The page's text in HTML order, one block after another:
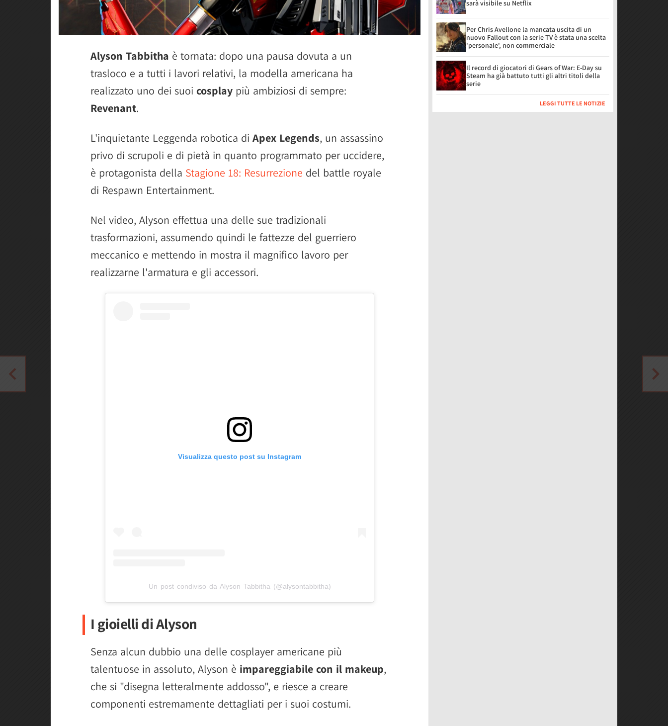
Alyson Tabbitha è tornata: dopo una pausa dovuta a un
trasloco e a tutti i lavori relativi, la modella americana ha
realizzato uno dei suoi cosplay più ambiziosi di sempre:
Revenant.
L'inquietante Leggenda robotica di Apex Legends, un assassino
privo di scrupoli e di pietà in quanto programmato per uccidere,
è protagonista della Stagione 18: Resurrezione del battle royale
di Respawn Entertainment.
Nel video, Alyson effettua una delle sue tradizionali
trasformazioni, assumendo quindi le fattezze del guerriero
meccanico e mettendo in mostra il magnifico lavoro per
realizzarne l'armatura e gli accessori.
Visualizza questo post su Instagram
Un post condiviso da Alyson Tabbitha (@alysontabbitha)
I gioielli di Alyson
Senza alcun dubbio una delle cosplayer americane più
talentuose in assoluto, Alyson è impareggiabile con il makeup,
che si "disegna letteralmente addosso", e riesce a creare
componenti estremamente dettagliati per i suoi costumi.
sarà visibile su Netflix
Per Chris Avellone la mancata uscita di un
nuovo Fallout con la serie TV è stata una scelta
'personale', non commerciale
Il record di giocatori di Gears of War: E-Day su
Steam ha già battuto tutti gli altri titoli della
serie
LEGGI TUTTE LE NOTIZIE